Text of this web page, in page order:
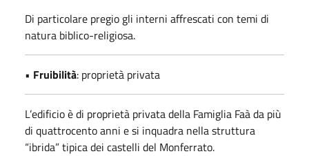
Di particolare pregio gli interni affrescati con temi di
natura biblico-religiosa.
• Fruibilità: proprietà privata
L’edificio è di proprietà privata della Famiglia Faà da più
di quattrocento anni e si inquadra nella struttura
“ibrida” tipica dei castelli del Monferrato.